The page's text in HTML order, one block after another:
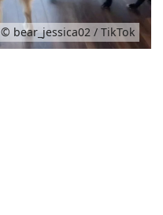
© bear_jessica02 / TikTok